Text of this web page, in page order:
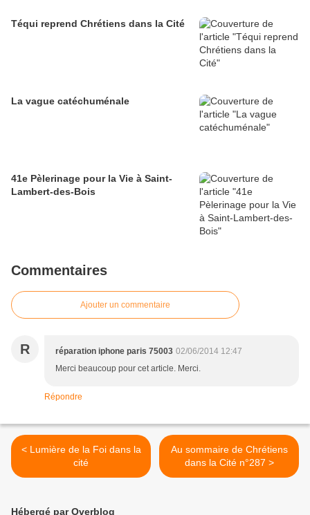
Téqui reprend Chrétiens dans la Cité
La vague catéchuménale
41e Pèlerinage pour la Vie à Saint-
Lambert-des-Bois
Commentaires
Ajouter un commentaire
R réparation iphone paris 75003 02/06/2014 12:47
Merci beaucoup pour cet article. Merci.
Répondre
< Lumière de la Foi dans la
cité
Au sommaire de Chrétiens
dans la Cité n°287 >
Hébergé par Overblog